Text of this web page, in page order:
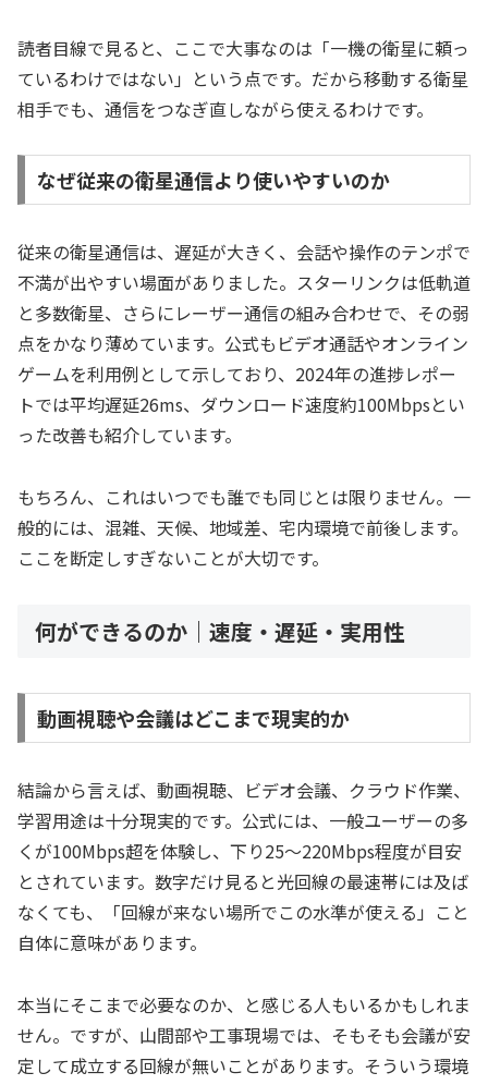
読者目線で見ると、ここで大事なのは「一機の衛星に頼っ
ているわけではない」という点です。だから移動する衛星
相手でも、通信をつなぎ直しながら使えるわけです。
なぜ従来の衛星通信より使いやすいのか
従来の衛星通信は、遅延が大きく、会話や操作のテンポで
不満が出やすい場面がありました。スターリンクは低軌道
と多数衛星、さらにレーザー通信の組み合わせで、その弱
点をかなり薄めています。公式もビデオ通話やオンライン
ゲームを利用例として示しており、2024年の進捗レポー
トでは平均遅延26ms、ダウンロード速度約100Mbpsとい
った改善も紹介しています。
もちろん、これはいつでも誰でも同じとは限りません。一
般的には、混雑、天候、地域差、宅内環境で前後します。
ここを断定しすぎないことが大切です。
何ができるのか｜速度・遅延・実用性
動画視聴や会議はどこまで現実的か
結論から言えば、動画視聴、ビデオ会議、クラウド作業、
学習用途は十分現実的です。公式には、一般ユーザーの多
くが100Mbps超を体験し、下り25〜220Mbps程度が目安
とされています。数字だけ見ると光回線の最速帯には及ば
なくても、「回線が来ない場所でこの水準が使える」こと
自体に意味があります。
本当にそこまで必要なのか、と感じる人もいるかもしれま
せん。ですが、山間部や工事現場では、そもそも会議が安
定して成立する回線が無いことがあります。そういう環境